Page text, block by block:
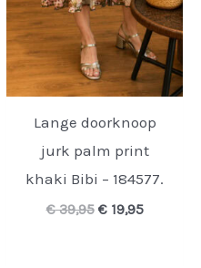
Lange doorknoop
jurk palm print
khaki Bibi – 184577.
€39,95 Oorspronkelijke
€19,95Huidige